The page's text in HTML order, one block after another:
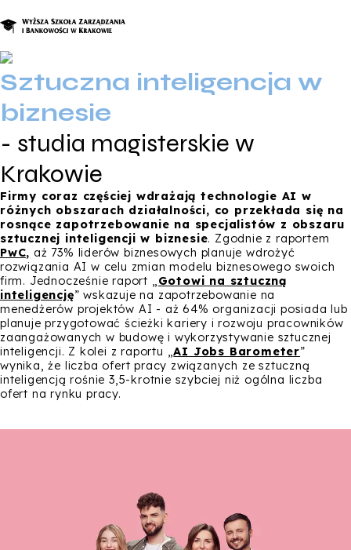
O nas
Studia podyplomowe i kursy
Student
Biznes
Zapisz się na studia
Sztuczna inteligencja w
biznesie
- studia magisterskie w
Krakowie
Firmy coraz częściej wdrażają technologie AI w
różnych obszarach działalności, co przekłada się na
rosnące zapotrzebowanie na specjalistów z obszaru
sztucznej inteligencji w biznesie. Zgodnie z raportem
PwC, aż 73% liderów biznesowych planuje wdrożyć
rozwiązania AI w celu zmian modelu biznesowego swoich
firm. Jednocześnie raport „Gotowi na sztuczną
inteligencję” wskazuje na zapotrzebowanie na
menedżerów projektów AI - aż 64% organizacji posiada lub
planuje przygotować ścieżki kariery i rozwoju pracowników
zaangażowanych w budowę i wykorzystywanie sztucznej
inteligencji. Z kolei z raportu „AI Jobs Barometer”
wynika, że liczba ofert pracy związanych ze sztuczną
inteligencją rośnie 3,5-krotnie szybciej niż ogólna liczba
ofert na rynku pracy.